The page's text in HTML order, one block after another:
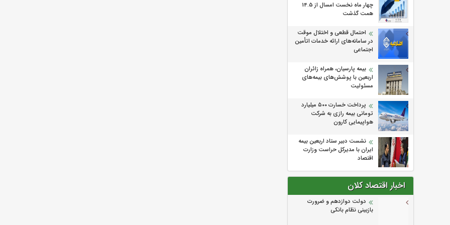
چهار ماه نخست امسال از 14.5
همت گذشت
احتمال قطعی و اختلال موقت
در سامانه‌های ارائه خدمات اتأمین
اجتماعی
بیمه پارسیان، همراه زائران
اربعین با پوشش‌های بیمه‌های
مسئولیت
پرداخت خسارت ۵۰۰ میلیارد
تومانی بیمه رازی به شرکت
هواپیمایی کارون
نشست دبیر ستاد اربعین بیمه
ایران با مدیرکل حراست وزارت
اقتصاد
اخبار اقتصاد کلان
دولت دوازدهم و ضرورت
بازبینی نظام بانکی